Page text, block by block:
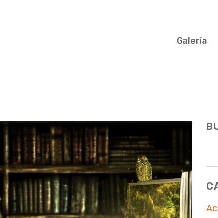
Galería